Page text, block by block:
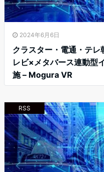
2024年6月6日
クラスター・電通・テ
レビ×メタバース連動型
施 – Mogura VR
RSS